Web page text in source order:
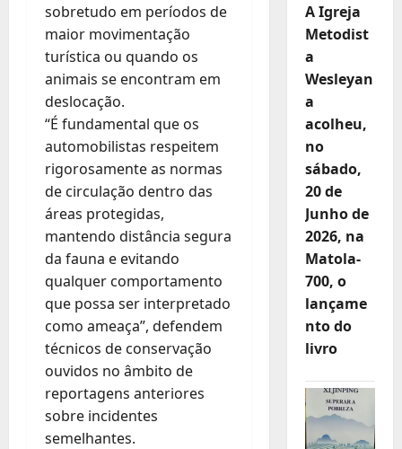
sobretudo em períodos de
maior movimentação
turística ou quando os
animais se encontram em
deslocação.
“É fundamental que os
automobilistas respeitem
rigorosamente as normas
de circulação dentro das
áreas protegidas,
mantendo distância segura
da fauna e evitando
qualquer comportamento
que possa ser interpretado
como ameaça”, defendem
técnicos de conservação
ouvidos no âmbito de
reportagens anteriores
sobre incidentes
semelhantes.
A Igreja
Metodist
a
Wesleyan
a
acolheu,
no
sábado,
20 de
Junho de
2026, na
Matola-
700, o
lançame
nto do
livro